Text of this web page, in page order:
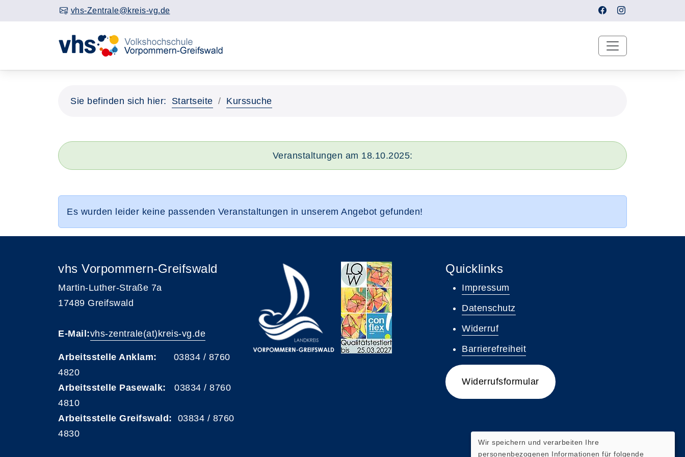
vhs-Zentrale@kreis-vg.de
Sie befinden sich hier: Startseite Kurssuche
Veranstaltungen am 18.10.2025:
Es wurden leider keine passenden Veranstaltungen in unserem Angebot gefunden!
vhs Vorpommern-Greifswald
Martin-Luther-Straße 7a
17489 Greifswald
E-Mail:vhs-zentrale(at)kreis-vg.de
Arbeitsstelle Anklam: 03834 / 8760
4820
Arbeitsstelle Pasewalk: 03834 / 8760
4810
Arbeitsstelle Greifswald: 03834 / 8760
4830
Quicklinks
Impressum
Datenschutz
Widerruf
Barrierefreiheit
Widerrufsformular
Wir speichern und verarbeiten Ihre
personenbezogenen Informationen für folgende